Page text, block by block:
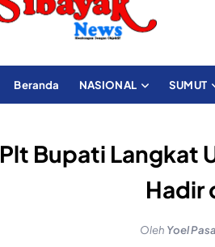
Beranda NASIONAL SUMUT
Plt Bupati Langkat
Hadir
Oleh Yoel